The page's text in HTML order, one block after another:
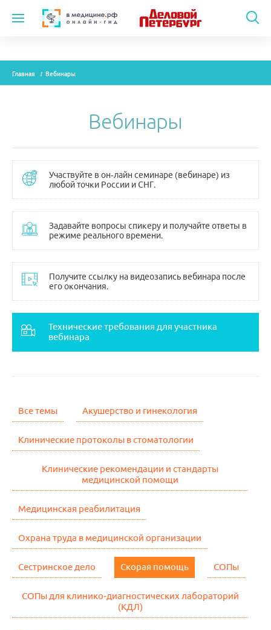
Модули
Новости
Рекламодателям
О проекте
Контакты
Помощь
Заказать звонок
Кабинет
Корзина
Главная Вебинары
Вебинары
Участвуйте в он-лайн семинаре (вебинаре) из
любой точки России и СНГ.
Задавайте вопросы спикеру и получайте ответы в
режиме реального времени.
Получите ссылку на видеозапись вебинара после
его окончания.
Технические требования для участника
вебинара
Все темы Акушерство и гинекология
Клинические протоколы в стоматологии
Клинические рекомендации и стандарты
медицинской помощи
Медицинская реабилитация
Охрана труда в медицинской организации
Сестринское дело Скорая помощь СОПы
СОПы для клинико-диагностических лабораторий
(КДЛ)